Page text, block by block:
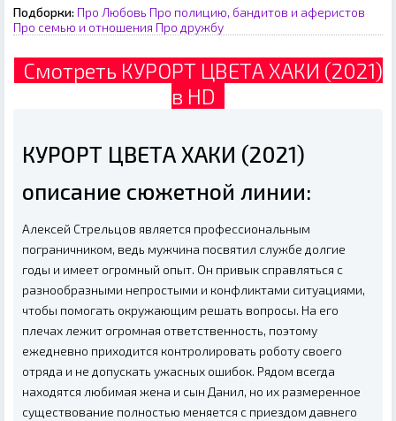
Подборки: Про Любовь Про полицию, бандитов и аферистов
Про семью и отношения Про дружбу
Смотреть КУРОРТ ЦВЕТА ХАКИ (2021)
в HD
КУРОРТ ЦВЕТА ХАКИ (2021)
описание сюжетной линии:
Алексей Стрельцов является профессиональным
пограничником, ведь мужчина посвятил службе долгие
годы и имеет огромный опыт. Он привык справляться с
разнообразными непростыми и конфликтами ситуациями,
чтобы помогать окружающим решать вопросы. На его
плечах лежит огромная ответственность, поэтому
ежедневно приходится контролировать роботу своего
отряда и не допускать ужасных ошибок. Рядом всегда
находятся любимая жена и сын Данил, но их размеренное
существование полностью меняется с приездом давнего